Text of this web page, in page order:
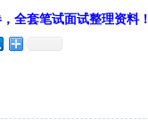
全套笔试面试整理资料！